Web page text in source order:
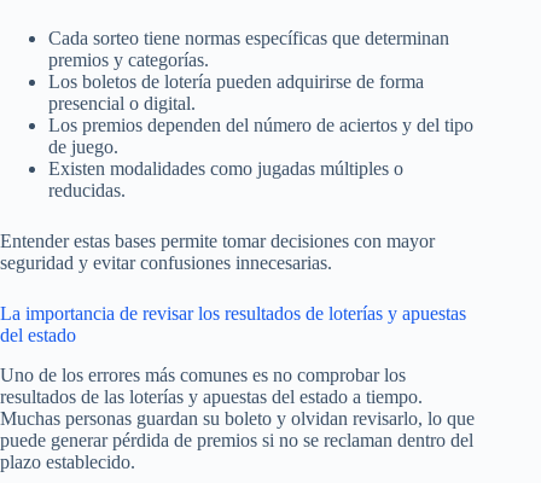
Cada sorteo tiene normas específicas que determinan
premios y categorías.
Los boletos de lotería pueden adquirirse de forma
presencial o digital.
Los premios dependen del número de aciertos y del tipo
de juego.
Existen modalidades como jugadas múltiples o
reducidas.
Entender estas bases permite tomar decisiones con mayor
seguridad y evitar confusiones innecesarias.
La importancia de revisar los resultados de loterías y apuestas
del estado
Uno de los errores más comunes es no comprobar los
resultados de las loterías y apuestas del estado a tiempo.
Muchas personas guardan su boleto y olvidan revisarlo, lo que
puede generar pérdida de premios si no se reclaman dentro del
plazo establecido.